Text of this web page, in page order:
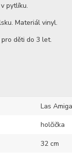
pytlíku.
Materiál vinyl.
děti do 3 let.
Las
holčička
32 cm